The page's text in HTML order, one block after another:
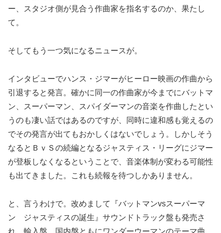
ー、スタジオ側が見合う作曲家を指名するのか、果たし
て。
そしてもう一つ気になるニュースが。
インタビューでハンス・ジマーがヒーロー映画の作曲から
引退すると発言。確かに同一の作曲家が今までにバットマ
ン、スーパーマン、スパイダーマンの音楽を作曲したとい
うのも凄い話ではあるのですが、同時に違和感も覚えるの
でその発言が出てもおかしくはないでしょう。しかしそう
なるとＢｖＳの続編となるジャスティス・リーグにジマー
が登板しなくなるということで、音楽体制が変わる可能性
も出てきました。これも続報を待つしかありません。
と、言うわけで。改めまして『バットマンvsスーパーマ
ン ジャスティスの誕生』サウンドトラック盤も発売さ
れ、輸入盤、国内盤ともにワンダーウーマンのテーマ曲